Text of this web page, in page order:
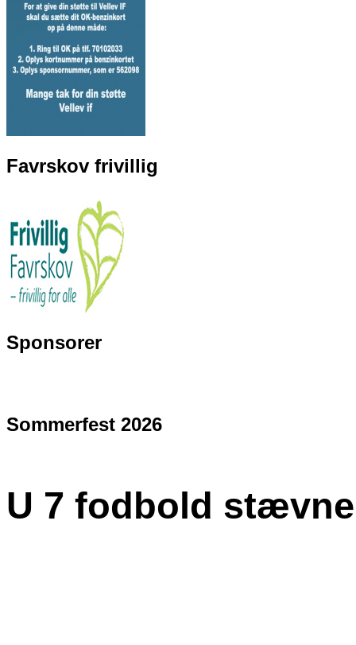
Favrskov frivillig
Sponsorer
Sommerfest 2026
U 7 fodbold stævne